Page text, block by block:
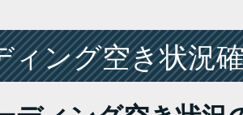
ィング空き状況